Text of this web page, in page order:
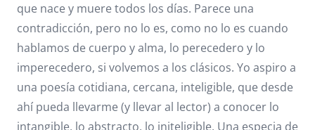
que nace y muere todos los días. Parece una
contradicción, pero no lo es, como no lo es cuando
hablamos de cuerpo y alma, lo perecedero y lo
imperecedero, si volvemos a los clásicos. Yo aspiro a
una poesía cotidiana, cercana, inteligible, que desde
ahí pueda llevarme (y llevar al lector) a conocer lo
intangible, lo abstracto, lo initeligible. Una especia de